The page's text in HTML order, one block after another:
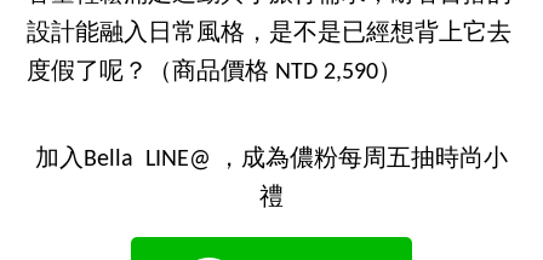
設計能融入日常風格，是不是已經想背上它去
度假了呢？（商品價格 NTD 2,590）
加入Bella LINE@ ，成為儂粉每周五抽時尚小
禮